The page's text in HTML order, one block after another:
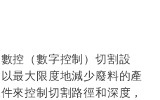
控（數字控制）切割設
最大限度地減少廢料的產
來控制切割路徑和深度，